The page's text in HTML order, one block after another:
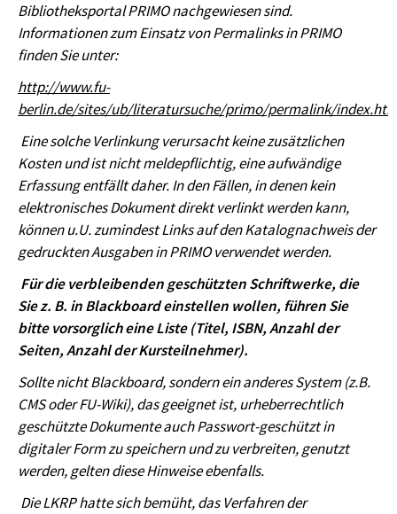
Bibliotheksportal PRIMO nachgewiesen sind.
Informationen zum Einsatz von Permalinks in PRIMO
finden Sie unter:
http://www.fu-
berlin.de/sites/ub/literatursuche/primo/permalink/
Eine solche Verlinkung verursacht keine zusätzlichen
Kosten und ist nicht meldepflichtig, eine aufwändige
Erfassung entfällt daher. In den Fällen, in denen kein
elektronisches Dokument direkt verlinkt werden kann,
können u.U. zumindest Links auf den Katalognachweis der
gedruckten Ausgaben in PRIMO verwendet werden.
Für die verbleibenden geschützten Schriftwerke, die
Sie z. B. in Blackboard einstellen wollen, führen Sie
bitte vorsorglich eine Liste (Titel, ISBN, Anzahl der
Seiten, Anzahl der Kursteilnehmer).
Sollte nicht Blackboard, sondern ein anderes System (z.B.
CMS oder FU-Wiki), das geeignet ist, urheberrechtlich
geschützte Dokumente auch Passwort-geschützt in
digitaler Form zu speichern und zu verbreiten, genutzt
werden, gelten diese Hinweise ebenfalls.
Die LKRP hatte sich bemüht, das Verfahren der